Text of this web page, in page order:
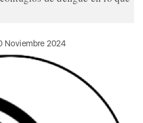
Noviembre 2024